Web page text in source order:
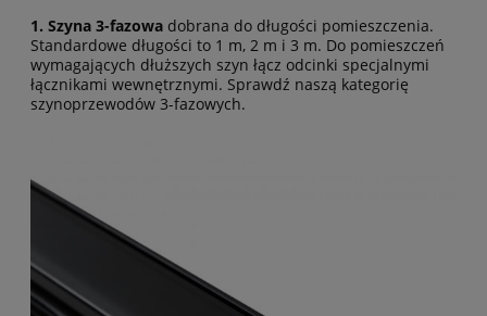
1. Szyna 3-fazowa dobrana do długości pomieszczenia.
Standardowe długości to 1 m, 2 m i 3 m. Do pomieszczeń
wymagających dłuższych szyn łącz odcinki specjalnymi
łącznikami wewnętrznymi. Sprawdź naszą kategorię
szynoprzewodów 3-fazowych.